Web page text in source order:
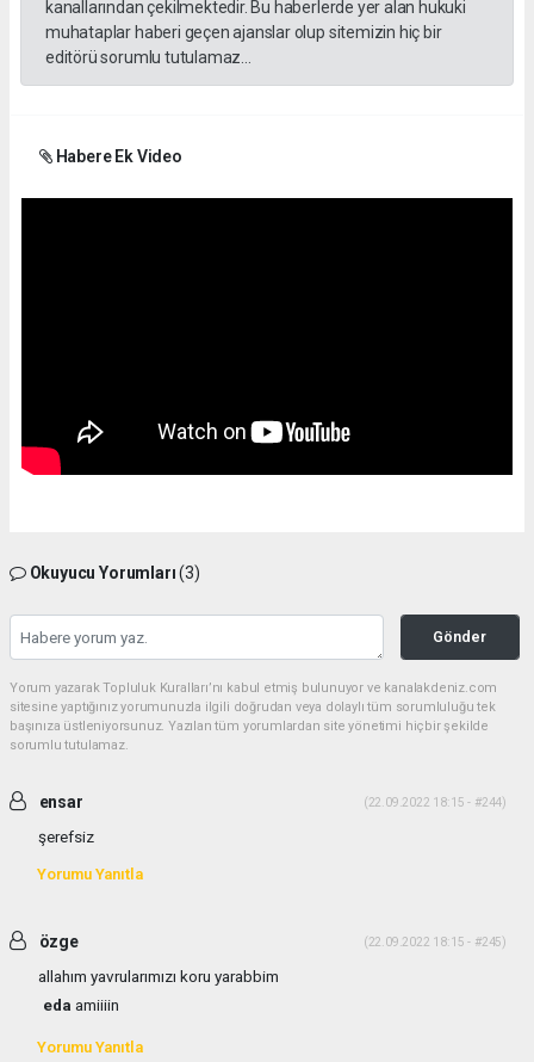
kanallarından çekilmektedir. Bu haberlerde yer alan hukuki
muhataplar haberi geçen ajanslar olup sitemizin hiç bir
editörü sorumlu tutulamaz...
Habere Ek Video
Okuyucu Yorumları(3)
Gönder
Yorum yazarak Topluluk Kuralları’nı kabul etmiş bulunuyor ve kanalakdeniz.com
sitesine yaptığınız yorumunuzla ilgili doğrudan veya dolaylı tüm sorumluluğu tek
başınıza üstleniyorsunuz. Yazılan tüm yorumlardan site yönetimi hiçbir şekilde
sorumlu tutulamaz.
ensar (22.09.2022 18:15 - #244)
şerefsiz
Yorumu Yanıtla
özge (22.09.2022 18:15 - #245)
allahım yavrularımızı koru yarabbim
eda amiiiin
Yorumu Yanıtla